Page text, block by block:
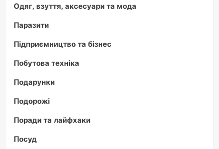
Одяг, взуття, аксесуари та мода
Паразити
Підприємництво та бізнес
Побутова техніка
Подарунки
Подорожі
Поради та лайфхаки
Посуд